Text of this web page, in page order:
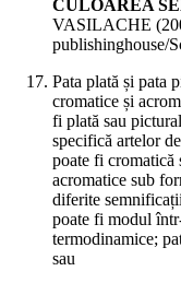
CULOAREA
VASILACHE (
publishinghouse/
Pata plată și pata
cromatice și
fi plată sau
specifică artelor
poate fi cromatică
acromatice sub
diferite
poate fi modul
termodinamice;
sau